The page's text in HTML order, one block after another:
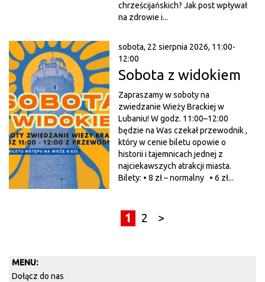
chrześcijańskich? Jak post wpływał
na zdrowie i...
sobota, 22 sierpnia 2026, 11:00-
12:00
Sobota z widokiem
Zapraszamy w soboty na
zwiedzanie Wieży Brackiej w
Lubaniu! W godz. 11:00–12:00
będzie na Was czekał przewodnik ,
który w cenie biletu opowie o
historii i tajemnicach jednej z
najciekawszych atrakcji miasta.
Bilety: • 8 zł – normalny • 6 zł...
1 2 >
MENU:
Dołącz do nas